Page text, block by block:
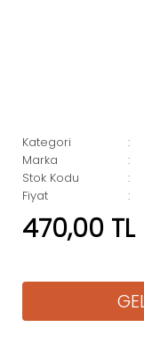
Kategori
Marka
Stok Kodu
Fiyat
470,00 TL